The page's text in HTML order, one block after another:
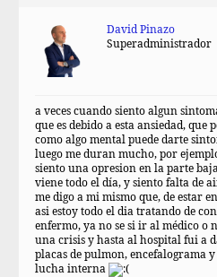
David Pinazo
Superadministrador
a veces cuando siento algun
que es debido a esta ansiedad,
como algo mental puede darte
luego me duran mucho, por
siento una opresion en la parte
viene todo el día, y siento falta de
me digo a mi mismo que, de estar
asi estoy todo el dia tratando de
enfermo, ya no se si ir al médico o
una crisis y hasta al hospital fui a
placas de pulmon, encefalograma
lucha interna